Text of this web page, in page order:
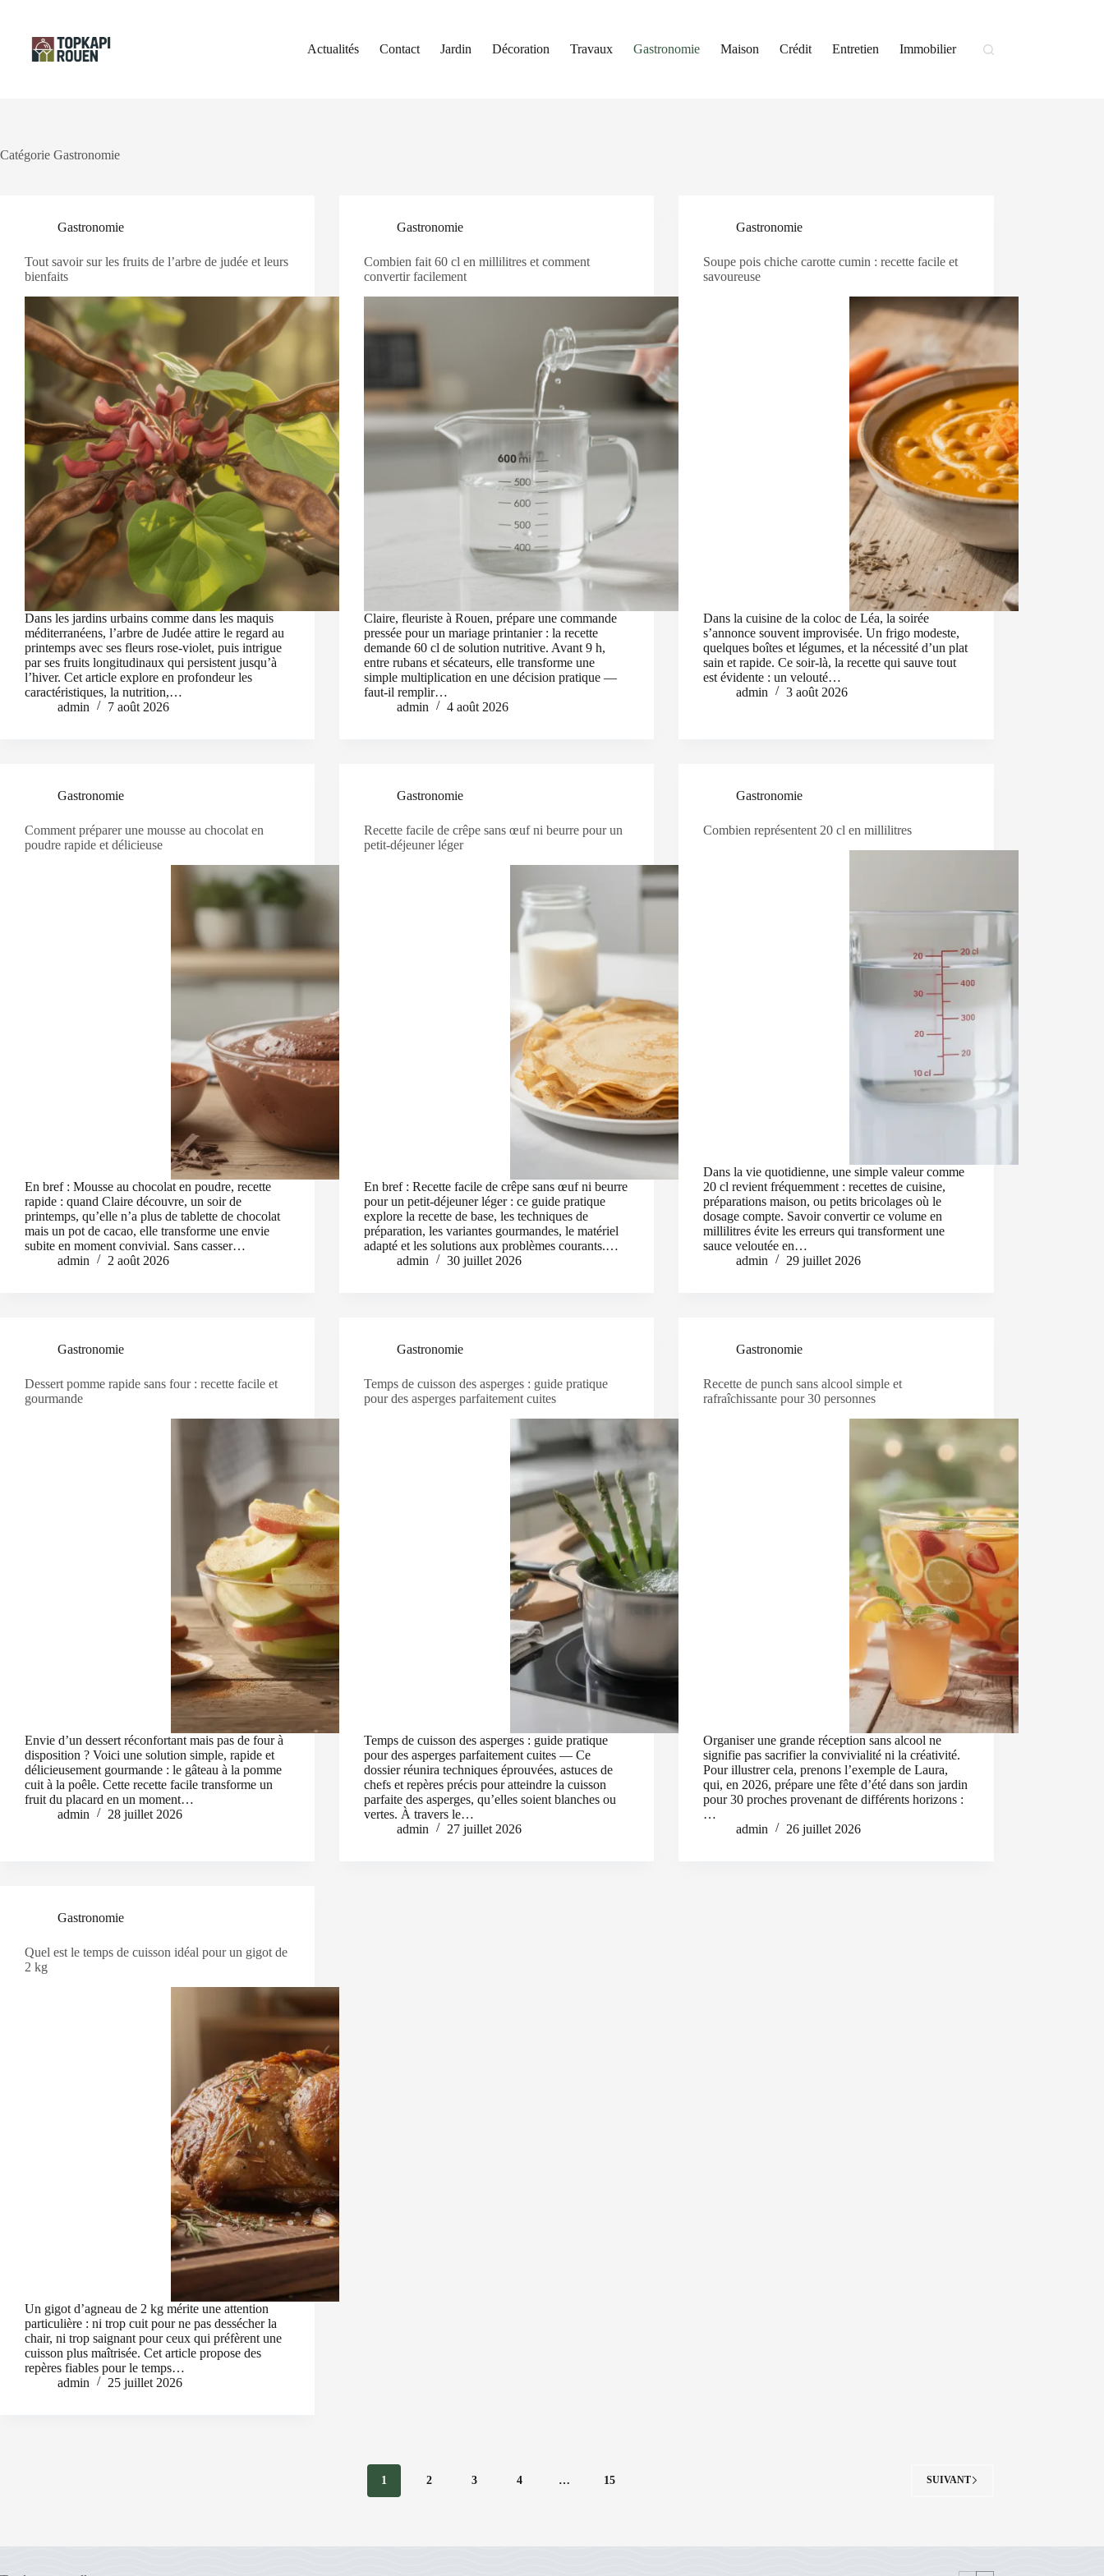
contenu
Actualités
Contact Jardin Décoration Travaux Gastronomie Maison Crédit Entretien Immobilier
Catégorie Gastronomie
Gastronomie
Tout savoir sur les fruits de l’arbre de judée et leurs
bienfaits
Dans les jardins urbains comme dans les maquis
méditerranéens, l’arbre de Judée attire le regard au
printemps avec ses fleurs rose-violet, puis intrigue
par ses fruits longitudinaux qui persistent jusqu’à
l’hiver. Cet article explore en profondeur les
caractéristiques, la nutrition,…
admin
7 août 2026
Gastronomie
Combien fait 60 cl en millilitres et comment
convertir facilement
Claire, fleuriste à Rouen, prépare une commande
pressée pour un mariage printanier : la recette
demande 60 cl de solution nutritive. Avant 9 h,
entre rubans et sécateurs, elle transforme une
simple multiplication en une décision pratique —
faut-il remplir…
admin
4 août 2026
Gastronomie
Soupe pois chiche carotte cumin : recette facile et
savoureuse
Dans la cuisine de la coloc de Léa, la soirée
s’annonce souvent improvisée. Un frigo modeste,
quelques boîtes et légumes, et la nécessité d’un plat
sain et rapide. Ce soir-là, la recette qui sauve tout
est évidente : un velouté…
admin
3 août 2026
Gastronomie
Comment préparer une mousse au chocolat en
poudre rapide et délicieuse
En bref : Mousse au chocolat en poudre, recette
rapide : quand Claire découvre, un soir de
printemps, qu’elle n’a plus de tablette de chocolat
mais un pot de cacao, elle transforme une envie
subite en moment convivial. Sans casser…
admin
2 août 2026
Gastronomie
Recette facile de crêpe sans œuf ni beurre pour un
petit-déjeuner léger
En bref : Recette facile de crêpe sans œuf ni beurre
pour un petit-déjeuner léger : ce guide pratique
explore la recette de base, les techniques de
préparation, les variantes gourmandes, le matériel
adapté et les solutions aux problèmes courants.…
admin
30 juillet 2026
Gastronomie
Combien représentent 20 cl en millilitres
Dans la vie quotidienne, une simple valeur comme
20 cl revient fréquemment : recettes de cuisine,
préparations maison, ou petits bricolages où le
dosage compte. Savoir convertir ce volume en
millilitres évite les erreurs qui transforment une
sauce veloutée en…
admin
29 juillet 2026
Gastronomie
Dessert pomme rapide sans four : recette facile et
gourmande
Envie d’un dessert réconfortant mais pas de four à
disposition ? Voici une solution simple, rapide et
délicieusement gourmande : le gâteau à la pomme
cuit à la poêle. Cette recette facile transforme un
fruit du placard en un moment…
admin
28 juillet 2026
Gastronomie
Temps de cuisson des asperges : guide pratique
pour des asperges parfaitement cuites
Temps de cuisson des asperges : guide pratique
pour des asperges parfaitement cuites — Ce
dossier réunira techniques éprouvées, astuces de
chefs et repères précis pour atteindre la cuisson
parfaite des asperges, qu’elles soient blanches ou
vertes. À travers le…
admin
27 juillet 2026
Gastronomie
Recette de punch sans alcool simple et
rafraîchissante pour 30 personnes
Organiser une grande réception sans alcool ne
signifie pas sacrifier la convivialité ni la créativité.
Pour illustrer cela, prenons l’exemple de Laura,
qui, en 2026, prépare une fête d’été dans son jardin
pour 30 proches provenant de différents horizons :
…
admin
26 juillet 2026
Gastronomie
Quel est le temps de cuisson idéal pour un gigot de
2 kg
Un gigot d’agneau de 2 kg mérite une attention
particulière : ni trop cuit pour ne pas dessécher la
chair, ni trop saignant pour ceux qui préfèrent une
cuisson plus maîtrisée. Cet article propose des
repères fiables pour le temps…
admin
25 juillet 2026
1 2 3 4 … 15 SUIVANT